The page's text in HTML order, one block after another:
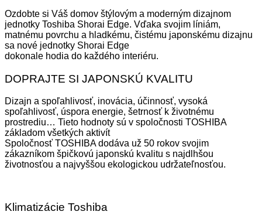
Ozdobte si Váš domov štýlovým a moderným dizajnom
jednotky Toshiba Shorai Edge. Vďaka svojim líniám,
matnému povrchu a hladkému, čistému japonskému dizajnu
sa nové jednotky Shorai Edge
dokonale hodia do každého interiéru.
DOPRAJTE SI JAPONSKÚ KVALITU
Dizajn a spoľahlivosť, inovácia, účinnosť, vysoká
spoľahlivosť, úspora energie, šetrnosť k životnému
prostrediu… Tieto hodnoty sú v spoločnosti TOSHIBA
základom všetkých aktivít
Spoločnosť TOSHIBA dodáva už 50 rokov svojim
zákazníkom špičkovú japonskú kvalitu s najdlhšou
životnosťou a najvyššou ekologickou udržateľnosťou.
Klimatizácie Toshiba